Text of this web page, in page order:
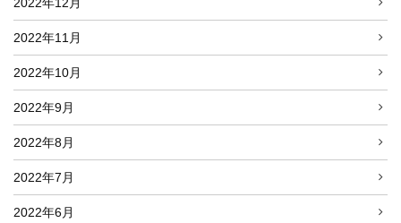
2022年11月
2022年10月
2022年9月
2022年8月
2022年7月
2022年6月